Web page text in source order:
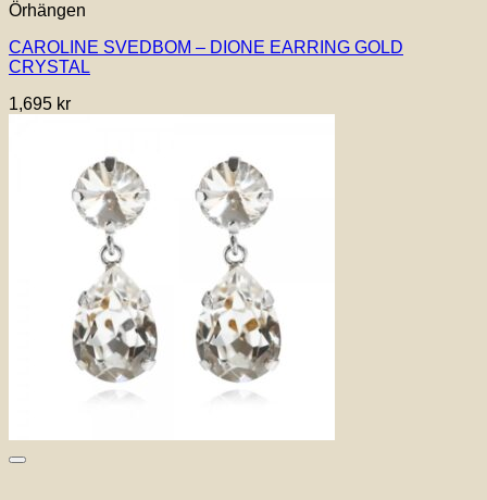
Örhängen
CAROLINE SVEDBOM – DIONE EARRING GOLD
CRYSTAL
1,695 kr